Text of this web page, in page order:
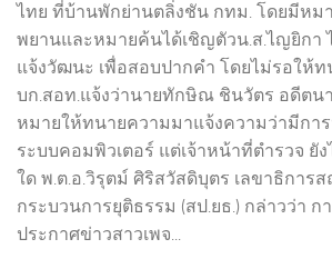
ไทย ที่บ้านพักย่านตลิ่งชัน กทม. โดยมีหมา
พยานและหมายค้นได้เชิญตัวน.ส.ไญยิกา
แจ้งวัฒนะ เพื่อสอบปากคำ โดยไม่รอให้ท
บก.สอท.แจ้งว่านายทักษิณ ชินวัตร อดีตน
หมายให้ทนายความมาแจ้งความว่ามีการ
ระบบคอมพิวเตอร์ แต่เจ้าหน้าที่ตำรวจ ยั
ใด พ.ต.อ.วิรุตม์ ศิริสวัสดิบุตร เลขาธิการ
กระบวนการยุติธรรม (สป.ยธ.) กล่าวว่า
ประกาศข่าวสาวเพจ...